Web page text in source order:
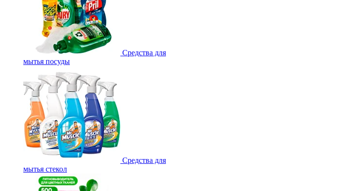
Средства для
мытья посуды
Средства для
мытья стекол